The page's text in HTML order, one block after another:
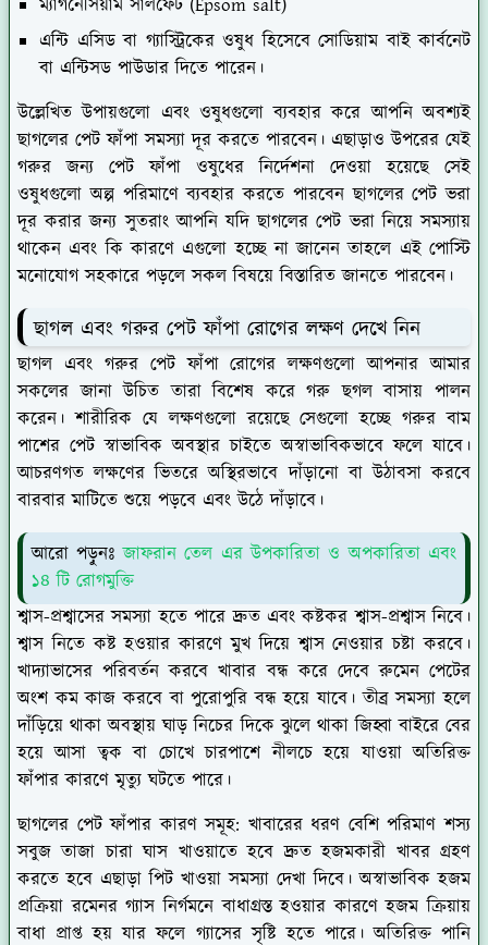
এন্টি এসিড বা গ্যাস্ট্রিকের ওষুধ হিসেবে সোডিয়াম বাই কার্বনেট
বা এন্টিসড পাউডার দিতে পারেন।
উল্লেখিত উপায়গুলো এবং ওষুধগুলো ব্যবহার করে আপনি অবশ্যই
ছাগলের পেট ফাঁপা সমস্যা দূর করতে পারবেন। এছাড়াও উপরের যেই
গরুর জন্য পেট ফাঁপা ওষুধের নির্দেশনা দেওয়া হয়েছে সেই
ওষুধগুলো অল্প পরিমাণে ব্যবহার করতে পারবেন ছাগলের পেট ভরা
দূর করার জন্য সুতরাং আপনি যদি ছাগলের পেট ভরা নিয়ে সমস্যায়
থাকেন এবং কি কারণে এগুলো হচ্ছে না জানেন তাহলে এই পোস্টি
মনোযোগ সহকারে পড়লে সকল বিষয়ে বিস্তারিত জানতে পারবেন।
ছাগল এবং গরুর পেট ফাঁপা রোগের লক্ষণ দেখে নিন
ছাগল এবং গরুর পেট ফাঁপা রোগের লক্ষণগুলো আপনার আমার
সকলের জানা উচিত তারা বিশেষ করে গরু ছগল বাসায় পালন
করেন। শারীরিক যে লক্ষণগুলো রয়েছে সেগুলো হচ্ছে গরুর বাম
পাশের পেট স্বাভাবিক অবস্থার চাইতে অস্বাভাবিকভাবে ফলে যাবে।
আচরণগত লক্ষণের ভিতরে অস্থিরভাবে দাঁড়ানো বা উঠাবসা করবে
বারবার মাটিতে শুয়ে পড়বে এবং উঠে দাঁড়াবে।
আরো পড়ুনঃজাফরান তেল এর উপকারিতা ও অপকারিতা এবং
১৪ টি রোগমুক্তি
শ্বাস-প্রশ্বাসের সমস্যা হতে পারে দ্রুত এবং কষ্টকর শ্বাস-প্রশ্বাস নিবে।
শ্বাস নিতে কষ্ট হওয়ার কারণে মুখ দিয়ে শ্বাস নেওয়ার চষ্টা করবে।
খাদ্যাভাসের পরিবর্তন করবে খাবার বন্ধ করে দেবে রুমেন পেটের
অংশ কম কাজ করবে বা পুরোপুরি বন্ধ হয়ে যাবে। তীব্র সমস্যা হলে
দাঁড়িয়ে থাকা অবস্থায় ঘাড় নিচের দিকে ঝুলে থাকা জিহ্বা বাইরে বের
হয়ে আসা ত্বক বা চোখে চারপাশে নীলচে হয়ে যাওয়া অতিরিক্ত
ফাঁপার কারণে মৃত্যু ঘটতে পারে।
ছাগলের পেট ফাঁপার কারণ সমূহ: খাবারের ধরণ বেশি পরিমাণ শস্য
সবুজ তাজা চারা ঘাস খাওয়াতে হবে দ্রুত হজমকারী খাবর গ্রহণ
করতে হবে এছাড়া পিট খাওয়া সমস্যা দেখা দিবে। অস্বাভাবিক হজম
প্রক্রিয়া রমেনর গ্যাস নির্গমনে বাধাগ্রস্ত হওয়ার কারণে হজম ক্রিয়ায়
বাধা প্রাপ্ত হয় যার ফলে গ্যাসের সৃষ্টি হতে পারে। অতিরিক্ত পানি